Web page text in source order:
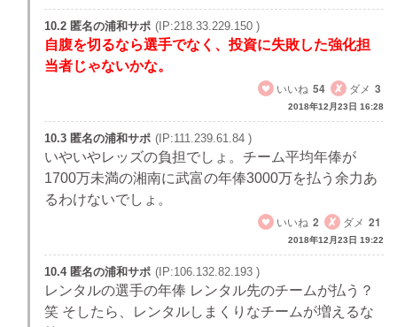
10.2 匿名の浦和サポ (IP:218.33.229.150 )
自腹を切るなら選手でなく、投資に失敗した強化担
当者じゃないかな。
いいね 54 ダメ 3
2018年12月23日 16:28
10.3 匿名の浦和サポ (IP:111.239.61.84 )
いやいやレッズの負担でしょ。チーム平均年俸が
1700万未満の湘南に武富の年俸3000万を払う余力あ
るわけないでしょ。
いいね 2 ダメ 21
2018年12月23日 19:22
10.4 匿名の浦和サポ (IP:106.132.82.193 )
レンタルの選手の年俸 レンタル先のチームが払う？
笑 そしたら、レンタルしまくりなチームが増えるな